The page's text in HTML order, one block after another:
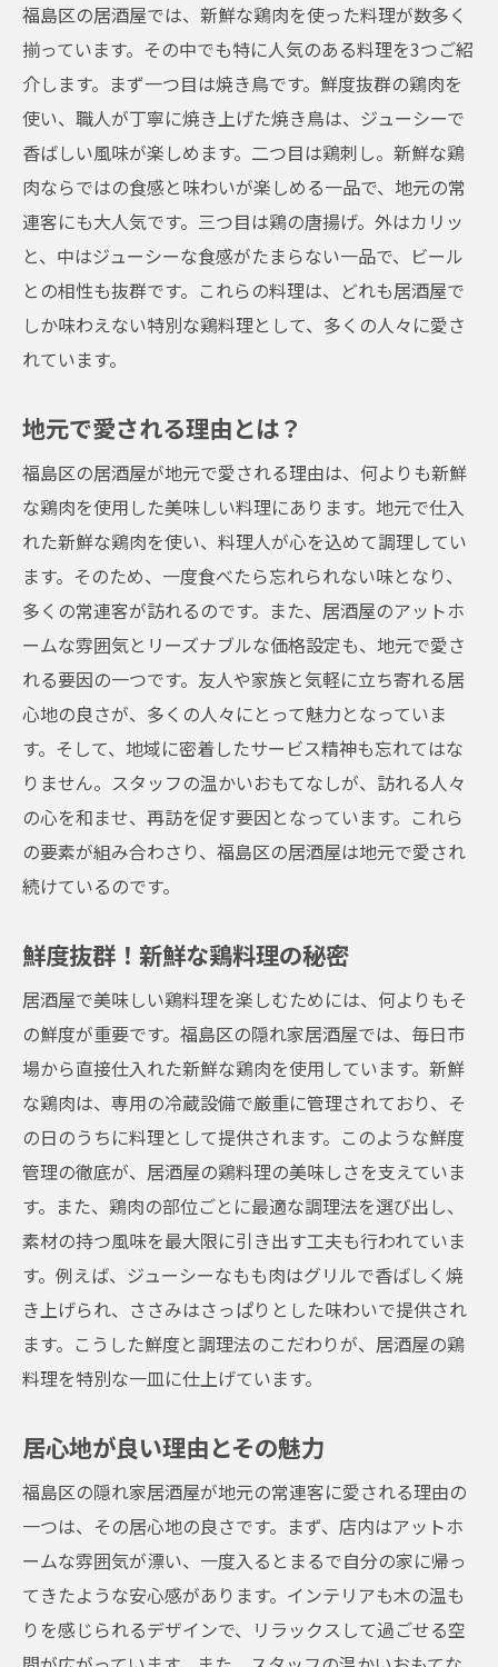
リーズナブルな価格で福島区の居酒屋で鶏料理
を味わう
コスパ抜群の鶏料理
予算に合わせた楽しみ方
リーズナブルに楽しむためのコツ
地元で人気のリーズナブルメニュー
お得なセットメニュー
コスパ最高の鶏料理
常連客も愛する福島区の居酒屋で絶品鶏料理を
堪能
絶品鶏料理のおすすめメニュー
常連客の声で選ぶ人気メニュー
居心地の良さと鶏料理の魅力
常連客に人気の秘密
絶品鶏料理の定番メニュー
福島区のアットホームな居酒屋で心温まる鶏料
理体験
アットホームな雰囲気の居酒屋
心温まる鶏料理の魅力
家庭的な雰囲気で楽しむ鶏料理
温かいおもてなしと鶏料理
アットホームな居酒屋のおすすめポイント
心温まるひとときを過ごすためのコツ
福島区の居酒屋では、新鮮な鶏肉を使った料理が数多く
揃っています。その中でも特に人気のある料理を3つご紹
介します。まず一つ目は焼き鳥です。鮮度抜群の鶏肉を
使い、職人が丁寧に焼き上げた焼き鳥は、ジューシーで
香ばしい風味が楽しめます。二つ目は鶏刺し。新鮮な鶏
肉ならではの食感と味わいが楽しめる一品で、地元の常
連客にも大人気です。三つ目は鶏の唐揚げ。外はカリッ
と、中はジューシーな食感がたまらない一品で、ビール
との相性も抜群です。これらの料理は、どれも居酒屋で
しか味わえない特別な鶏料理として、多くの人々に愛さ
れています。
地元で愛される理由とは？
福島区の居酒屋が地元で愛される理由は、何よりも新鮮
な鶏肉を使用した美味しい料理にあります。地元で仕入
れた新鮮な鶏肉を使い、料理人が心を込めて調理してい
ます。そのため、一度食べたら忘れられない味となり、
多くの常連客が訪れるのです。また、居酒屋のアットホ
ームな雰囲気とリーズナブルな価格設定も、地元で愛さ
れる要因の一つです。友人や家族と気軽に立ち寄れる居
心地の良さが、多くの人々にとって魅力となっていま
す。そして、地域に密着したサービス精神も忘れてはな
りません。スタッフの温かいおもてなしが、訪れる人々
の心を和ませ、再訪を促す要因となっています。これら
の要素が組み合わさり、福島区の居酒屋は地元で愛され
続けているのです。
鮮度抜群！新鮮な鶏料理の秘密
居酒屋で美味しい鶏料理を楽しむためには、何よりもそ
の鮮度が重要です。福島区の隠れ家居酒屋では、毎日市
場から直接仕入れた新鮮な鶏肉を使用しています。新鮮
な鶏肉は、専用の冷蔵設備で厳重に管理されており、そ
の日のうちに料理として提供されます。このような鮮度
管理の徹底が、居酒屋の鶏料理の美味しさを支えていま
す。また、鶏肉の部位ごとに最適な調理法を選び出し、
素材の持つ風味を最大限に引き出す工夫も行われていま
す。例えば、ジューシーなもも肉はグリルで香ばしく焼
き上げられ、ささみはさっぱりとした味わいで提供され
ます。こうした鮮度と調理法のこだわりが、居酒屋の鶏
料理を特別な一皿に仕上げています。
居心地が良い理由とその魅力
福島区の隠れ家居酒屋が地元の常連客に愛される理由の
一つは、その居心地の良さです。まず、店内はアットホ
ームな雰囲気が漂い、一度入るとまるで自分の家に帰っ
てきたような安心感があります。インテリアも木の温も
りを感じられるデザインで、リラックスして過ごせる空